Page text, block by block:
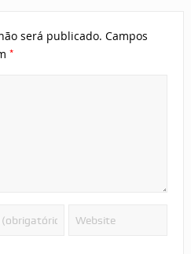
será publicado. Campos
*